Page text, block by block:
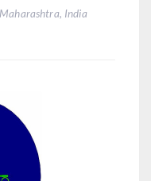
India